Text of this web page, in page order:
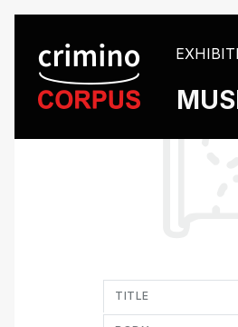
TITLE
Cookies management panel